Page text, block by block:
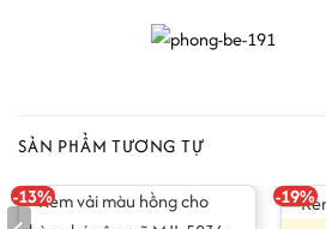
SẢN PHẨM TƯƠNG TỰ
-13%
-19%